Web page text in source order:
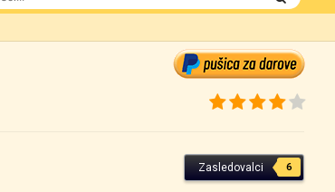
Zasledovalci 6